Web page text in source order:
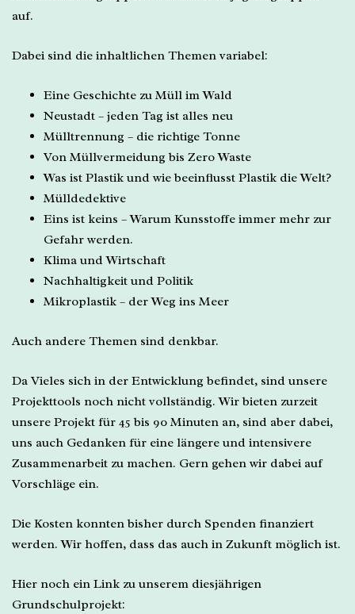
auf.
Dabei sind die inhaltlichen Themen variabel:
Eine Geschichte zu Müll im Wald
Neustadt – jeden Tag ist alles neu
Mülltrennung – die richtige Tonne
Von Müllvermeidung bis Zero Waste
Was ist Plastik und wie beeinflusst Plastik die Welt?
Mülldedektive
Eins ist keins – Warum Kunsstoffe immer mehr zur
Gefahr werden.
Klima und Wirtschaft
Nachhaltigkeit und Politik
Mikroplastik – der Weg ins Meer
Auch andere Themen sind denkbar.
Da Vieles sich in der Entwicklung befindet, sind unsere
Projekttools noch nicht vollständig. Wir bieten zurzeit
unsere Projekt für 45 bis 90 Minuten an, sind aber dabei,
uns auch Gedanken für eine längere und intensivere
Zusammenarbeit zu machen. Gern gehen wir dabei auf
Vorschläge ein.
Die Kosten konnten bisher durch Spenden finanziert
werden. Wir hoffen, dass das auch in Zukunft möglich ist.
Hier noch ein Link zu unserem diesjährigen
Grundschulprojekt: